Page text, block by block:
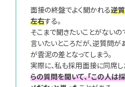
IT就活
記事タグ
※複数選択可能
マナー 完全ガイド
面接対
動画タグ
※複数選択可能
理系学生 文系学生
面接の終盤でよく聞かれる逆
左右する。
そこまで聞きたいことがないの
言いたいところだが、逆質問が
が雲泥の差となってしまう。
実際に、私も採用面接に同席し
らの質問を聞いて、「この人は